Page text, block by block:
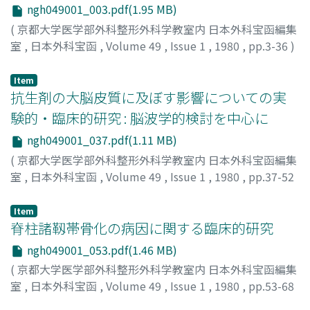
ngh049001_003.pdf(1.95 MB)
( 京都大学医学部外科整形外科学教室内 日本外科宝函編集
室 , 日本外科宝函 , Volume 49 , Issue 1 , 1980 , pp.3-36 )
Item
抗生剤の大脳皮質に及ぼす影響についての実
験的・臨床的研究 : 脳波学的検討を中心に
ngh049001_037.pdf(1.11 MB)
( 京都大学医学部外科整形外科学教室内 日本外科宝函編集
室 , 日本外科宝函 , Volume 49 , Issue 1 , 1980 , pp.37-52
宍戸, 大
Item
脊柱諸靱帯骨化の病因に関する臨床的研究
ngh049001_053.pdf(1.46 MB)
( 京都大学医学部外科整形外科学教室内 日本外科宝函編集
室 , 日本外科宝函 , Volume 49 , Issue 1 , 1980 , pp.53-68